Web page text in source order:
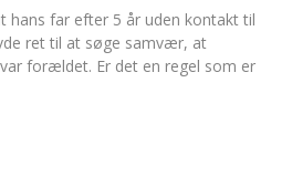
hans far efter 5 år uden kontakt til
ret til at søge samvær, at
forældet. Er det en regel som er